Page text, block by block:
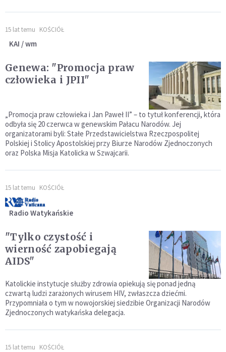
15 lat temu KOŚCIÓŁ
KAI / wm
Genewa: "Promocja praw
człowieka i JPII"
„Promocja praw człowieka i Jan Paweł II” – to tytuł konferencji, która
odbyła się 20 czerwca w genewskim Pałacu Narodów. Jej
organizatorami byli: Stałe Przedstawicielstwa Rzeczpospolitej
Polskiej i Stolicy Apostolskiej przy Biurze Narodów Zjednoczonych
oraz Polska Misja Katolicka w Szwajcarii.
15 lat temu KOŚCIÓŁ
Radio Watykańskie
"Tylko czystość i
wierność zapobiegają
AIDS"
Katolickie instytucje służby zdrowia opiekują się ponad jedną
czwartą ludzi zarażonych wirusem HIV, zwłaszcza dziećmi.
Przypomniała o tym w nowojorskiej siedzibie Organizacji Narodów
Zjednoczonych watykańska delegacja.
15 lat temu KOŚCIÓŁ